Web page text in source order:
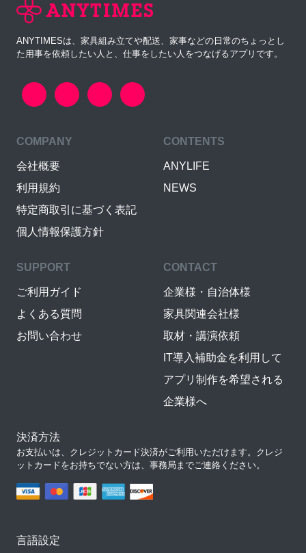
ANYTIMESは、家具組み立てや配送、家事などの日常のちょっとし
た用事を依頼したい人と、仕事をしたい人をつなげるアプリです。
COMPANY
会社概要
利用規約
特定商取引に基づく表記
個人情報保護方針
CONTENTS
ANYLIFE
NEWS
SUPPORT
ご利用ガイド
よくある質問
お問い合わせ
CONTACT
企業様・自治体様
家具関連会社様
取材・講演依頼
IT導入補助金を利用して
アプリ制作を希望される
企業様へ
決済方法
お支払いは、クレジットカード決済がご利用いただけます。クレジ
ットカードをお持ちでない方は、事務局までご連絡ください。
言語設定